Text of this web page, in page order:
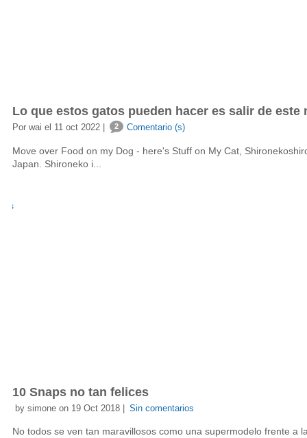
Lo que estos gatos pueden hacer es salir de este
Por wai el 11 oct 2022 | 2 Comentario (s)
Move over Food on my Dog - here's Stuff on My Cat,
Japan. Shironeko i...
10 Snaps no tan felices
by simone on 19 Oct 2018 | Sin comentarios
No todos se ven tan maravillosos como una supermodelo frente a